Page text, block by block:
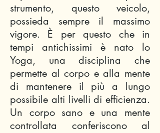
strumento, questo veicolo,
possieda sempre il massimo
vigore. È per questo che in
tempi antichissimi è nato lo
Yoga, una disciplina che
permette al corpo e alla mente
di mantenere il più a lungo
possibile alti livelli di efficienza.
Un corpo sano e una mente
controllata conferiscono al